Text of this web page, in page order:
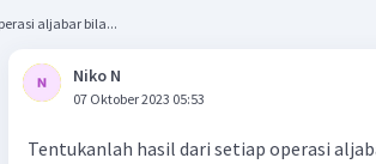
aljabar bila...
Niko N
07 Oktober 2023 05:53
Tentukanlah hasil dari setiap operasi